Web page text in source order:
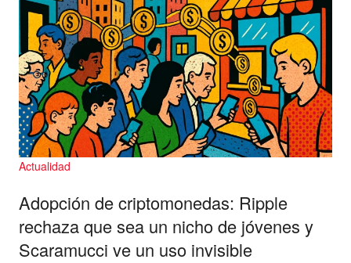
Actualidad
Adopción de criptomonedas: Ripple
rechaza que sea un nicho de jóvenes y
Scaramucci ve un uso invisible